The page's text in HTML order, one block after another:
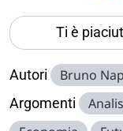
Ti è
Autori Bruno
Argomenti